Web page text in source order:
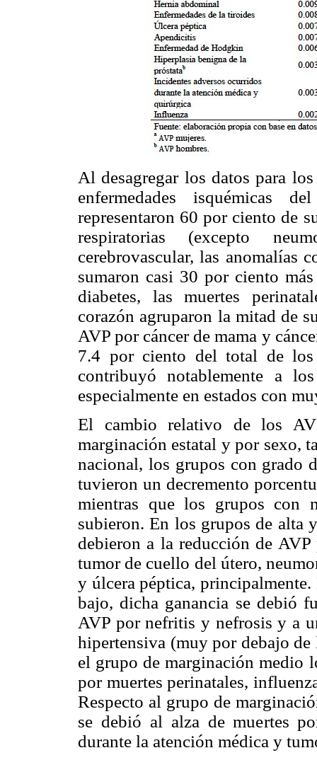
Al desagregar los datos para
enfermedades isquémicas
representaron 60 por ciento de
respiratorias (excepto
cerebrovascular, las anomalías
sumaron casi 30 por ciento
diabetes, las muertes
corazón agruparon la mitad de
AVP por cáncer de mama y
7.4 por ciento del total de los
contribuyó notablemente a
especialmente en estados con
El cambio relativo de los
marginación estatal y por sexo,
nacional, los grupos con grado
tuvieron un decremento
mientras que los grupos con
subieron. En los grupos de alta
debieron a la reducción de
tumor de cuello del útero,
y úlcera péptica,
bajo, dicha ganancia se debió
AVP por nefritis y nefrosis y a
hipertensiva (muy por debajo
el grupo de marginación medio
por muertes perinatales,
Respecto al grupo de
se debió al alza de muertes
durante la atención médica y